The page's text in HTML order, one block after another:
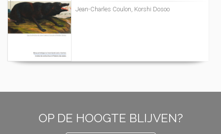
Jean-Charles Coulon, Korshi Dosoo
OP DE HOOGTE BLIJVEN?